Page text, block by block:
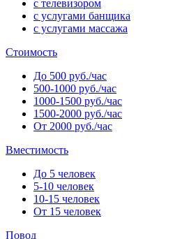
с телевизором
с услугами банщика
с услугами массажа
Стоимость
До 500 руб./час
500-1000 руб./час
1000-1500 руб./час
1500-2000 руб./час
От 2000 руб./час
Вместимость
До 5 человек
5-10 человек
10-15 человек
От 15 человек
Повод